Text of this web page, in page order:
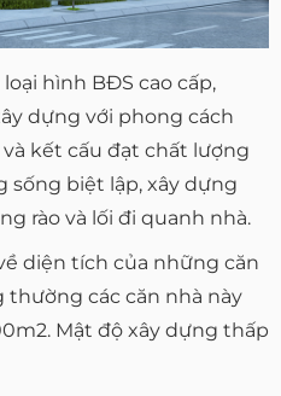
hình BĐS cao cấp,
dựng với phong cách
kết cấu đạt chất lượng
biệt lập, xây dựng
rào và lối đi quanh nhà.
diện tích của những căn
các căn nhà này
Mật độ xây dựng thấp